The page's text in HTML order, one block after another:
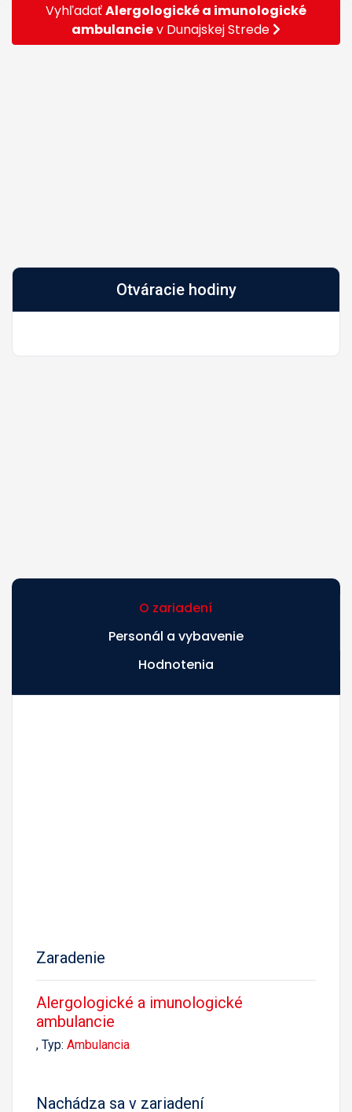
VyhľadaťAlergologické a imunologické
ambulanciev Dunajskej Strede
Otváracie hodiny
O zariadení
Personál a vybavenie
Hodnotenia
Zaradenie
Alergologické a imunologické
ambulancie
, Typ: Ambulancia
Nachádza sa v zariadení